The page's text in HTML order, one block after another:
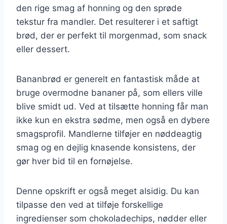
den rige smag af honning og den sprøde
tekstur fra mandler. Det resulterer i et saftigt
brød, der er perfekt til morgenmad, som snack
eller dessert.
Bananbrød er generelt en fantastisk måde at
bruge overmodne bananer på, som ellers ville
blive smidt ud. Ved at tilsætte honning får man
ikke kun en ekstra sødme, men også en dybere
smagsprofil. Mandlerne tilføjer en nøddeagtig
smag og en dejlig knasende konsistens, der
gør hver bid til en fornøjelse.
Denne opskrift er også meget alsidig. Du kan
tilpasse den ved at tilføje forskellige
ingredienser som chokoladechips, nødder eller